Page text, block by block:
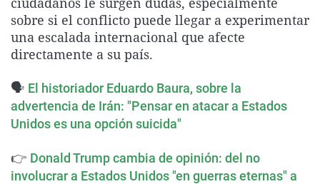
La rosa de los vientos
Gente viajera
Caso
Retornados
Operación Viuda
Extremadura
Galicia
Navarra
País Vasco
Virales
Televisión
sobre si el conflicto puede llegar a experimentar
una escalada internacional que afecte
directamente a su país.
🗣️ El historiador Eduardo Baura, sobre la
advertencia de Irán: "Pensar en atacar a Estados
Unidos es una opción suicida"
👉 Donald Trump cambia de opinión: del no
involucrar a Estados Unidos "en guerras eternas" a